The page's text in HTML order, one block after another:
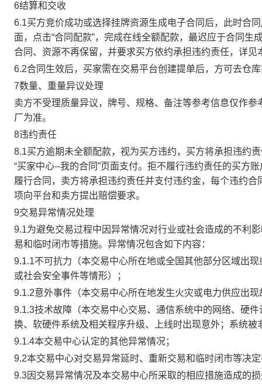
6结算和交收
6.1买方竞价成功或选择挂牌资源生成电子合同后，此时合
面，点击“合同配款”，完成在线全额配款，最迟应于合同
合同、资源不再保留，并要求买方依约承担违约责任，详见
6.2合同生效后，买家需在交易平台创建提单后，方可去仓
7数量、重量异议处理
卖方不受理质量异议，牌号、规格、备注等参考信息仅作
厂为准。
8违约责任
8.1买方逾期未全额配款，视为买方违约，买方将承担违约
“买家中心--我的合同”页面支付。拒不履行违约责任的买方
履行合同，卖方将承担违约责任并支付违约金，每个违约
项向平台和卖方提出赔偿要求。
9交易异常情况处理
9.1为避免交易过程中因异常情况对行业或社会造成的不利
易和临时闭市等措施。异常情况包含如下内容：
9.1.1不可抗力（本交易中心所在地或全国其他部分区域出
或社会安全事件等情形）；
9.1.2意外事件（本交易中心所在地发生火灾或电力供应出
9.1.3技术故障（本交易中心交易、通信系统中的网络、硬
换、软硬件系统及相关程序升级、上线时出现意外；系统
9.1.4本交易中心认定的其他异常情况；
9.2本交易中心对交易异常延时、重新交易和临时闭市等决
9.3因交易异常情况及本交易中心所采取的相应措施造成的